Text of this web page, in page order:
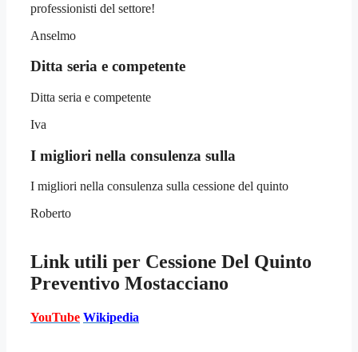
professionisti del settore!
Anselmo
Ditta seria e competente
Ditta seria e competente
Iva
I migliori nella consulenza sulla
I migliori nella consulenza sulla cessione del quinto
Roberto
Link utili per Cessione Del Quinto
Preventivo Mostacciano
YouTube Wikipedia